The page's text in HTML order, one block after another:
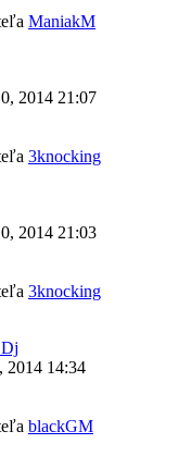
ManiakM
2014 21:07
3knocking
2014 21:03
3knocking
2014 14:34
blackGM